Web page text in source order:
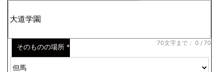
70文字まで： 0 / 70
そのものの場所 *